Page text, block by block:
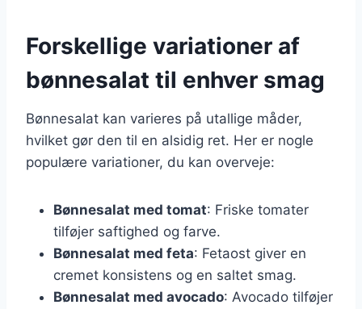
Forskellige variationer af
bønnesalat til enhver smag
Bønnesalat kan varieres på utallige måder,
hvilket gør den til en alsidig ret. Her er nogle
populære variationer, du kan overveje:
Bønnesalat med tomat: Friske tomater
tilføjer saftighed og farve.
Bønnesalat med feta: Fetaost giver en
cremet konsistens og en saltet smag.
Bønnesalat med avocado: Avocado tilføjer